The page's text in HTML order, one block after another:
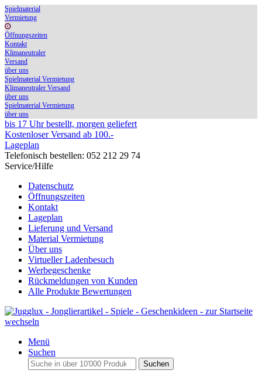
Spielmaterial
Vermietung
Öffnungszeiten
Kontakt
Klimaneutraler
Versand
über uns
Spielmaterial Vermietung
Klimaneutraler Versand
über uns
Spielmaterial Vermietung
über uns
bis 17 Uhr bestellt, morgen geliefert
Kostenloser Versand ab 100.-
Lageplan
Telefonisch bestellen: 052 212 29 74
Service/Hilfe
Datenschutz
Öffnungszeiten
Kontakt
Lageplan
Lieferung und Versand
Material Vermietung
Über uns
Virtueller Ladenbesuch
Werbegeschenke
Rückmeldungen von Kunden
Alle Produkte Bewertungen
Menü
Suchen
Suchen